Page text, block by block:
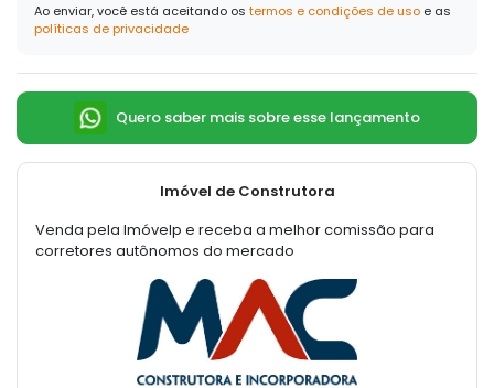
Ao enviar, você está aceitando os termos e condições de uso e as
políticas de privacidade
Quero saber mais sobre esse lançamento
Imóvel de Construtora
Venda pela Imóvelp e receba a melhor comissão para
corretores autônomos do mercado